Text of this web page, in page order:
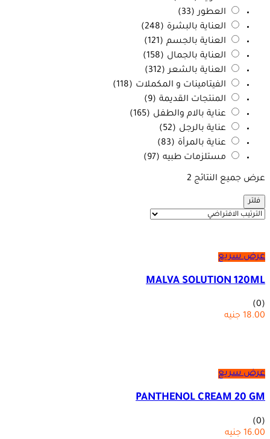
العطور (33)
العناية بالبشرة (248)
العناية بالجسم (121)
العناية بالجمال (158)
العناية بالشعر (312)
الفيتامينات و المكملات (118)
المنتجات القديمة (9)
عناية بالام والطفل (165)
عناية بالرجل (52)
عناية بالمرأة (83)
مستلزمات طبيه (97)
عرض جميع النتائج 2
فلتر
عرض سريع
MALVA SOLUTION 120ML
(0)
18.00 جنيه
عرض سريع
PANTHENOL CREAM 20 GM
(0)
16.00 جنيه